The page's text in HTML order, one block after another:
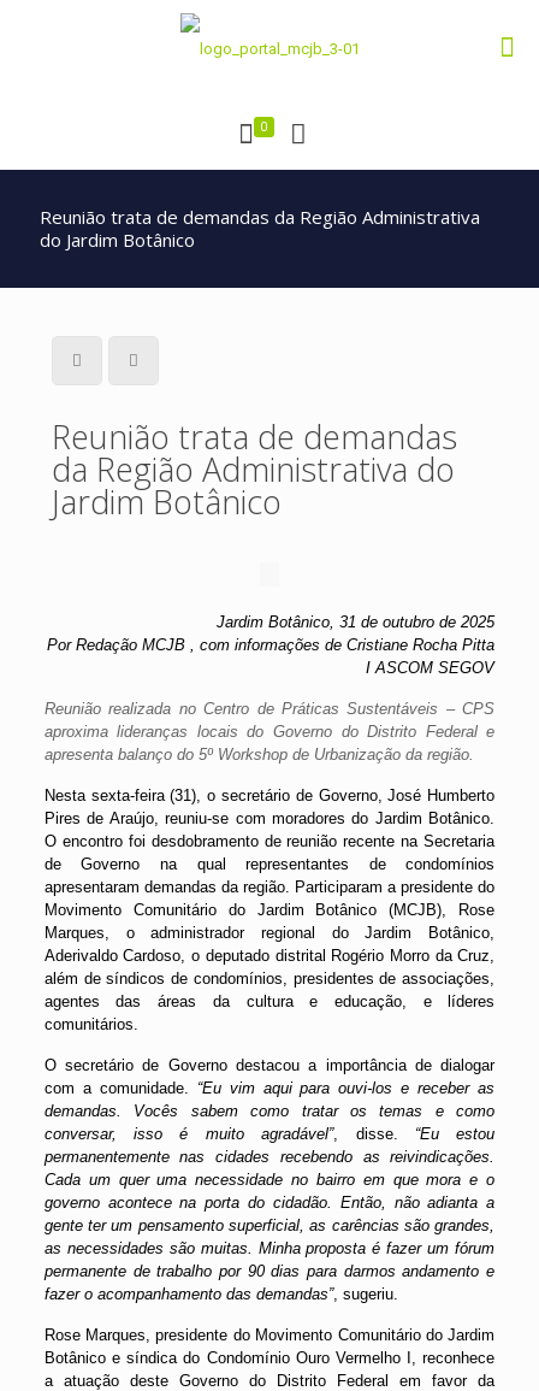
0
Reunião trata de demandas da Região Administrativa
do Jardim Botânico
Reunião trata de demandas
da Região Administrativa do
Jardim Botânico
Jardim Botânico, 31 de outubro de 2025
Por Redação MCJB , com informações de Cristiane Rocha Pitta
I ASCOM SEGOV
Reunião realizada no Centro de Práticas Sustentáveis – CPS
aproxima lideranças locais do Governo do Distrito Federal e
apresenta balanço do 5º Workshop de Urbanização da região.
Nesta sexta-feira (31), o secretário de Governo, José Humberto
Pires de Araújo, reuniu-se com moradores do Jardim Botânico.
O encontro foi desdobramento de reunião recente na Secretaria
de Governo na qual representantes de condomínios
apresentaram demandas da região. Participaram a presidente do
Movimento Comunitário do Jardim Botânico (MCJB), Rose
Marques, o administrador regional do Jardim Botânico,
Aderivaldo Cardoso, o deputado distrital Rogério Morro da Cruz,
além de síndicos de condomínios, presidentes de associações,
agentes das áreas da cultura e educação, e líderes
comunitários.
O secretário de Governo destacou a importância de dialogar
com a comunidade. “Eu vim aqui para ouvi-los e receber as
demandas. Vocês sabem como tratar os temas e como
conversar, isso é muito agradável”, disse. “Eu estou
permanentemente nas cidades recebendo as reivindicações.
Cada um quer uma necessidade no bairro em que mora e o
governo acontece na porta do cidadão. Então, não adianta a
gente ter um pensamento superficial, as carências são grandes,
as necessidades são muitas. Minha proposta é fazer um fórum
permanente de trabalho por 90 dias para darmos andamento e
fazer o acompanhamento das demandas”, sugeriu.
Rose Marques, presidente do Movimento Comunitário do Jardim
Botânico e síndica do Condomínio Ouro Vermelho I, reconhece
a atuação deste Governo do Distrito Federal em favor da